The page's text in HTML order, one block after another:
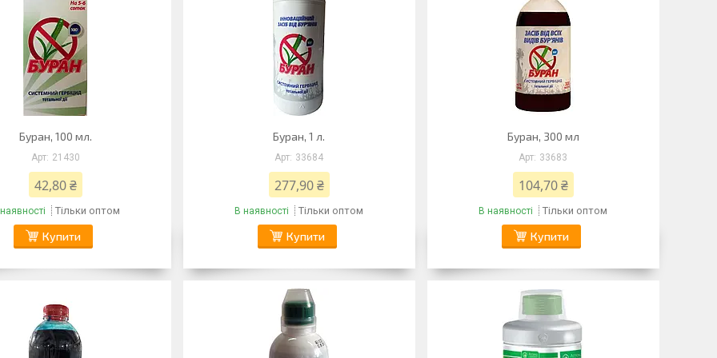
Буран, 100 мл.
21430
42,80 ₴
Тільки оптом
Купити
Буран, 1 л.
33684
277,90 ₴
В наявності Тільки оптом
Купити
Буран, 300 мл
33683
104,70 ₴
В наявності Тільки оптом
Купити